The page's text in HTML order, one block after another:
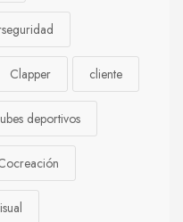
Clapper cliente
deportivos